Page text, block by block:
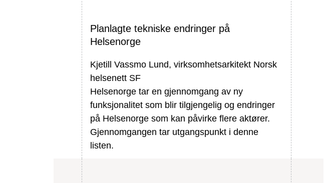
Planlagte tekniske endringer på
Helsenorge
Kjetill Vassmo Lund, virksomhetsarkitekt Norsk
helsenett SF
Helsenorge tar en gjennomgang av ny
funksjonalitet som blir tilgjengelig og endringer
på Helsenorge som kan påvirke flere aktører.
Gjennomgangen tar utgangspunkt i denne
listen.